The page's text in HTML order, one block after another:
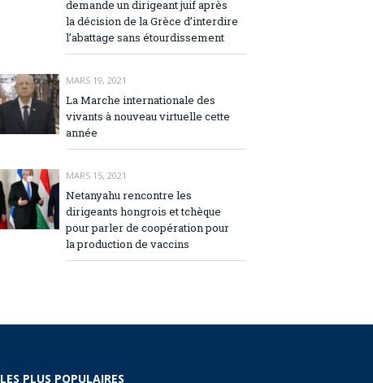
demande un dirigeant juif après
la décision de la Grèce d’interdire
l’abattage sans étourdissement
MARS 19, 2021
La Marche internationale des
vivants à nouveau virtuelle cette
année
MARS 15, 2021
Netanyahu rencontre les
dirigeants hongrois et tchèque
pour parler de coopération pour
la production de vaccins
LES PLUS POPULAIRES